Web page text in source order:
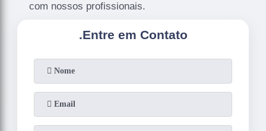
com nossos profissionais.
.Entre em Contato